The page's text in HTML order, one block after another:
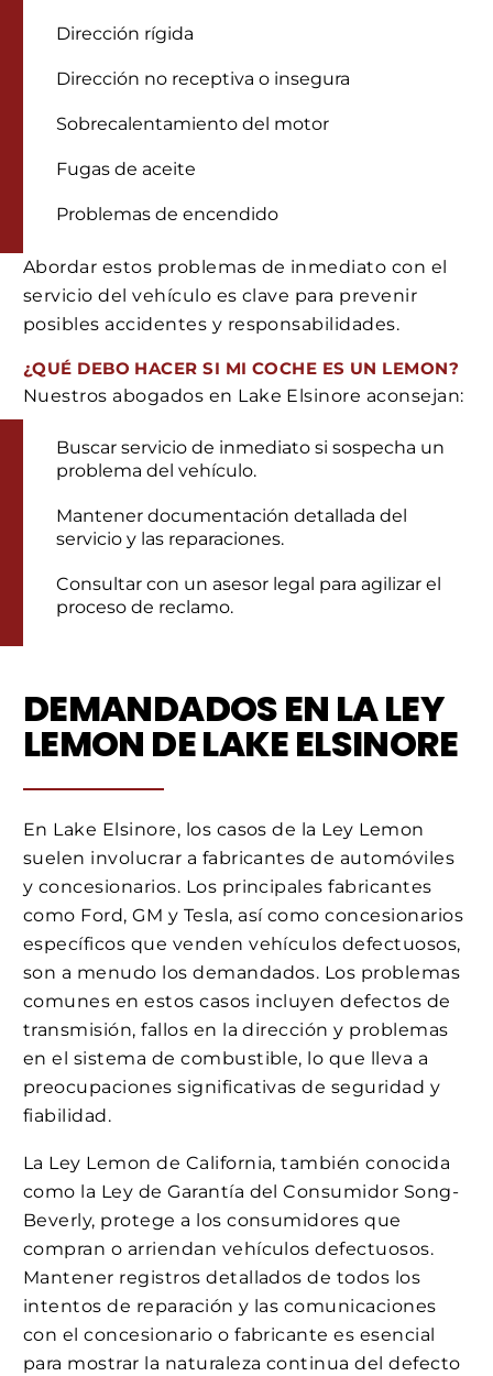
Dirección rígida
Dirección no receptiva o insegura
Sobrecalentamiento del motor
Fugas de aceite
Problemas de encendido
Abordar estos problemas de inmediato con el
servicio del vehículo es clave para prevenir
posibles accidentes y responsabilidades.
¿QUÉ DEBO HACER SI MI COCHE ES UN LEMON?
Nuestros abogados en Lake Elsinore aconsejan:
Buscar servicio de inmediato si sospecha un
problema del vehículo.
Mantener documentación detallada del
servicio y las reparaciones.
Consultar con un asesor legal para agilizar el
proceso de reclamo.
DEMANDADOS EN LA LEY
LEMON DE LAKE ELSINORE
En Lake Elsinore, los casos de la Ley Lemon
suelen involucrar a fabricantes de automóviles
y concesionarios. Los principales fabricantes
como Ford, GM y Tesla, así como concesionarios
específicos que venden vehículos defectuosos,
son a menudo los demandados. Los problemas
comunes en estos casos incluyen defectos de
transmisión, fallos en la dirección y problemas
en el sistema de combustible, lo que lleva a
preocupaciones significativas de seguridad y
fiabilidad.
La Ley Lemon de California, también conocida
como la Ley de Garantía del Consumidor Song-
Beverly, protege a los consumidores que
compran o arriendan vehículos defectuosos.
Mantener registros detallados de todos los
intentos de reparación y las comunicaciones
con el concesionario o fabricante es esencial
para mostrar la naturaleza continua del defecto